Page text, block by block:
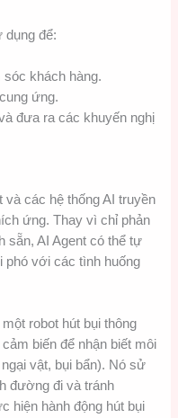
dụng để:
khách hàng.
ứng.
đưa ra các khuyến nghị
và các hệ thống AI truyền
ứng. Thay vì chỉ phản
sẵn, AI Agent có thể tự
phó với các tình huống
robot hút bụi thông
biến để nhận biết môi
vật, bụi bẩn). Nó sử
đường đi và tránh
hiện hành động hút bụi